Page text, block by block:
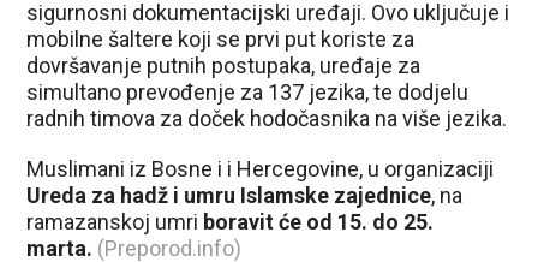
sigurnosni dokumentacijski uređaji. Ovo uključuje i
mobilne šaltere koji se prvi put koriste za
dovršavanje putnih postupaka, uređaje za
simultano prevođenje za 137 jezika, te dodjelu
radnih timova za doček hodočasnika na više jezika.
Muslimani iz Bosne i i Hercegovine, u organizaciji
Ureda za hadž i umru Islamske zajednice, na
ramazanskoj umri boravit će od 15. do 25.
marta. (Preporod.info)